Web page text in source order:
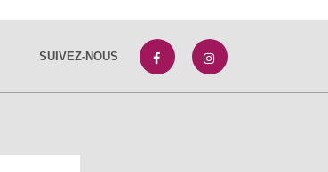
SUIVEZ-NOUS